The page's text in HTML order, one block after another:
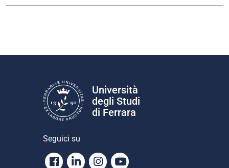
Università
degli Studi
di Ferrara
Seguici su
Facebook
LinkedinInstagram
Youtube